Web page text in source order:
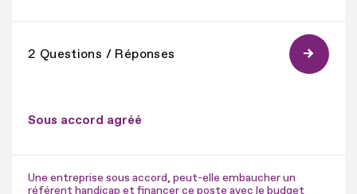
2 Questions / Réponses
Sous accord agréé
Une entreprise sous accord, peut-elle embaucher un
référent handicap et financer ce poste avec le budget